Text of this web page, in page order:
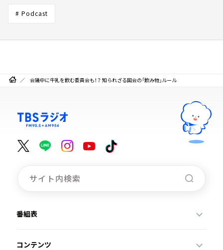
# Podcast
会議中に牛乳を飲む委員会も！？ 知られざる国会の「飲み物」ルール
番組表
コンテンツ